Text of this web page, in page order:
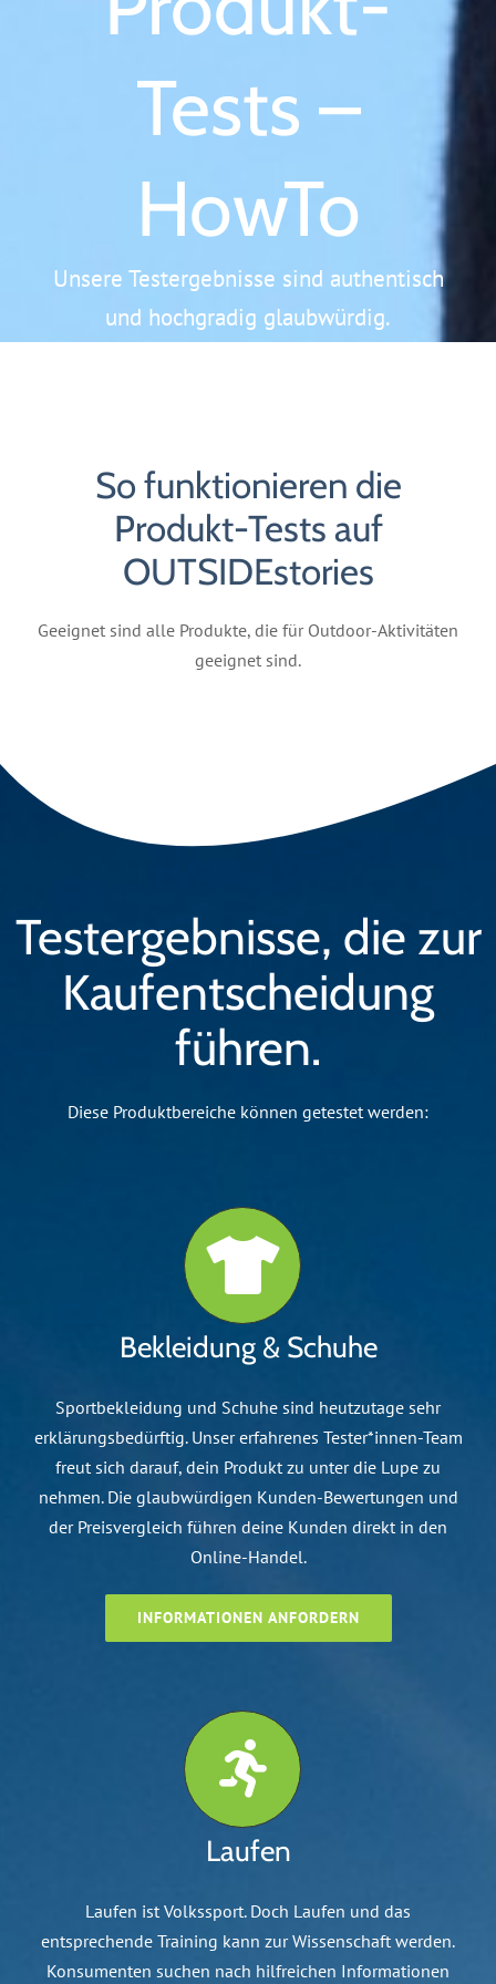
Tests –
HowTo
Unsere Testergebnisse sind authentisch
und hochgradig glaubwürdig.
So funktionieren die
Produkt-Tests auf
OUTSIDEstories
Geeignet sind alle Produkte, die für Outdoor-Aktivitäten
geeignet sind.
Testergebnisse, die zur
Kaufentscheidung
führen.
Diese Produktbereiche können getestet werden:
Bekleidung & Schuhe
Sportbekleidung und Schuhe sind heutzutage sehr
erklärungsbedürftig. Unser erfahrenes Tester*innen-Team
freut sich darauf, dein Produkt zu unter die Lupe zu
nehmen. Die glaubwürdigen Kunden-Bewertungen und
der Preisvergleich führen deine Kunden direkt in den
Online-Handel.
INFORMATIONEN ANFORDERN
Laufen
Laufen ist Volkssport. Doch Laufen und das
entsprechende Training kann zur Wissenschaft werden.
Konsumenten suchen nach hilfreichen Informationen